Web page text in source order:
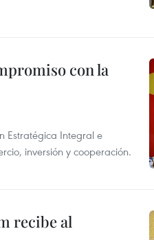
con la
Estratégica Integral e
inversión y cooperación.
recibe al